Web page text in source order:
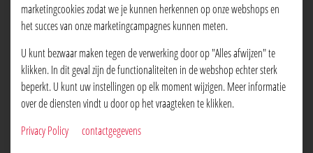
marketingcookies zodat we je kunnen herkennen op onze webshops en
het succes van onze marketingcampagnes kunnen meten.
U kunt bezwaar maken tegen de verwerking door op "Alles afwijzen" te
klikken. In dit geval zijn de functionaliteiten in de webshop echter sterk
beperkt. U kunt uw instellingen op elk moment wijzigen. Meer informatie
over de diensten vindt u door op het vraagteken te klikken.
Privacy Policy
contactgegevens